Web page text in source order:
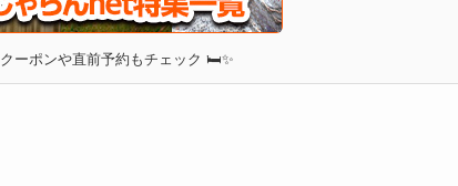
クーポンや直前予約もチェック 🛏✨